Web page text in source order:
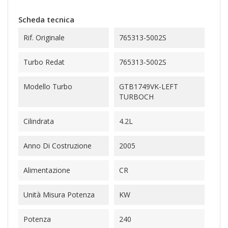
Scheda tecnica
Rif. Originale 765313-5002S
Turbo Redat 765313-5002S
Modello Turbo
GTB1749VK-LEFT
TURBOCH
Cilindrata 4.2L
Anno Di Costruzione 2005
Alimentazione CR
Unità Misura Potenza KW
Potenza 240